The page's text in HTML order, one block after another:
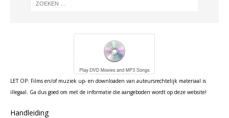
LET OP: Films en/of muziek up- en downloaden van auteursrechtelijk materiaal is
illegaal. Ga dus goed om met de informatie die aangeboden wordt op deze website!
Handleiding